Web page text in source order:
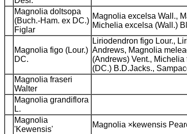
Magnolia doltsopa
(Buch.-Ham. ex DC.)
Figlar
Magnolia excelsa Wall.,
Michelia excelsa (Wall.)
Magnolia figo (Lour.)
DC.
Liriodendron figo Lour.,
Andrews, Magnolia
(Andrews) Vent.,
(DC.) B.D.Jacks.,
Magnolia fraseri
Walter
Magnolia grandiflora
L.
Magnolia
'Kewensis'
Magnolia ×kewensis